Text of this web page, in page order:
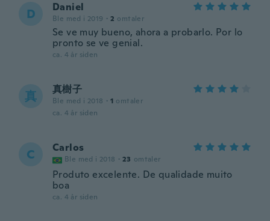
D Daniel
Ble med i 2019 · 2 omtaler
Se ve muy bueno, ahora a probarlo. Por lo
pronto se ve genial.
ca. 4 år siden
真 真樹子
Ble med i 2018 · 1 omtaler
ca. 4 år siden
C Carlos
Ble med i 2018 · 23 omtaler
Produto excelente. De qualidade muito
boa
ca. 4 år siden